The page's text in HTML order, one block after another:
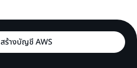
สร้างบัญชี AWS